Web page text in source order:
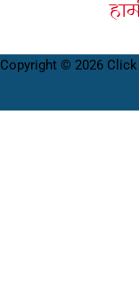
Copyright © 2026